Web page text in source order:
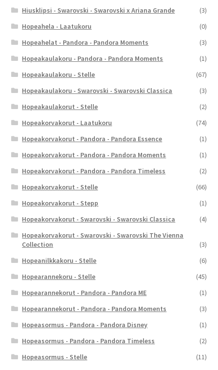
Hiusklipsi - Swarovski - Swarovski x Ariana Grande
(3)
Hopeahela - Laatukoru
(0)
Hopeahelat - Pandora - Pandora Moments
(3)
Hopeakaulakoru - Pandora - Pandora Moments
(1)
Hopeakaulakoru - Stelle
(67)
Hopeakaulakoru - Swarovski - Swarovski Classica
(3)
Hopeakaulakorut - Stelle
(2)
Hopeakorvakorut - Laatukoru
(74)
Hopeakorvakorut - Pandora - Pandora Essence
(1)
Hopeakorvakorut - Pandora - Pandora Moments
(1)
Hopeakorvakorut - Pandora - Pandora Timeless
(2)
Hopeakorvakorut - Stelle
(66)
Hopeakorvakorut - Stepp
(1)
Hopeakorvakorut - Swarovski - Swarovski Classica
(4)
Hopeakorvakorut - Swarovski - Swarovski The Vienna
Collection
(3)
Hopeanilkkakoru - Stelle
(6)
Hopearannekoru - Stelle
(45)
Hopearannekorut - Pandora - Pandora ME
(1)
Hopearannekorut - Pandora - Pandora Moments
(3)
Hopeasormus - Pandora - Pandora Disney
(1)
Hopeasormus - Pandora - Pandora Timeless
(2)
Hopeasormus - Stelle
(11)